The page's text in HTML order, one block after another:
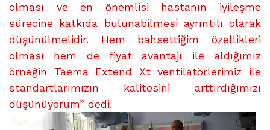
olması ve en önemlisi hastanın iyileşme
sürecine katkıda bulunabilmesi ayrıntılı olarak
düşünülmelidir. Hem bahsettiğim özellikleri
olması hem de fiyat avantajı ile aldığımız
örneğin Taema Extend Xt ventilatörlerimiz ile
standartlarımızın kalitesini arttırdığımızı
düşünüyorum” dedi.